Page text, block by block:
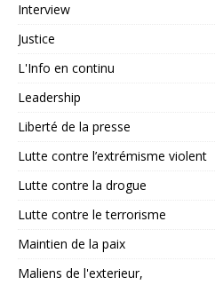
Interview
Justice
L'Info en continu
Leadership
Liberté de la presse
Lutte contre l’extrémisme violent
Lutte contre la drogue
Lutte contre le terrorisme
Maintien de la paix
Maliens de l'exterieur,